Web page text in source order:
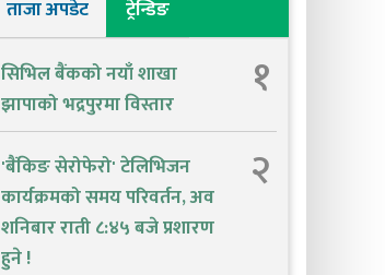
ताजा अपडेट ट्रेन्डिङ
सिभिल बैंकको नयाँ शाखा
झापाको भद्रपुरमा विस्तार
१
'बैंकिङ सेरोफेरो' टेलिभिजन
कार्यक्रमको समय परिवर्तन, अव
शनिबार राती ८:४५ बजे प्रशारण
हुने !
२